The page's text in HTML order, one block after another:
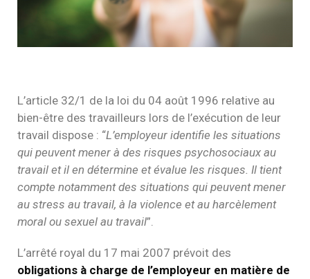
L’article 32/1 de la loi du 04 août 1996 relative au
bien-être des travailleurs lors de l’exécution de leur
travail dispose : “L’employeur identifie les situations
qui peuvent mener à des risques psychosociaux au
travail et il en détermine et évalue les risques. Il tient
compte notamment des situations qui peuvent mener
au stress au travail, à la violence et au harcèlement
moral ou sexuel au travail”.
L’arrêté royal du 17 mai 2007 prévoit des
obligations à charge de l’employeur en matière de